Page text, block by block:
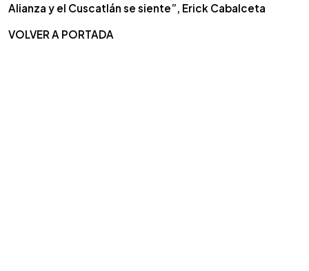
Alianza y el Cuscatlán se siente”, Erick Cabalceta
VOLVER A PORTADA